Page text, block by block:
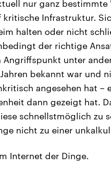
nur ganz
Infrastruktur.
halten oder nicht
der richtige
unter
bekannt war und
angesehen hat –
dann gezeigt hat.
schnellstmöglich zu
nicht zu einer
Internet der Dinge.